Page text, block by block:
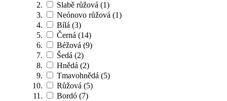
Slabě růžová (1)
Neónovo růžová (1)
Bílá (3)
Černá (14)
Béžová (9)
Šedá (2)
Hnědá (2)
Tmavohnědá (5)
Růžová (5)
Bordó (7)